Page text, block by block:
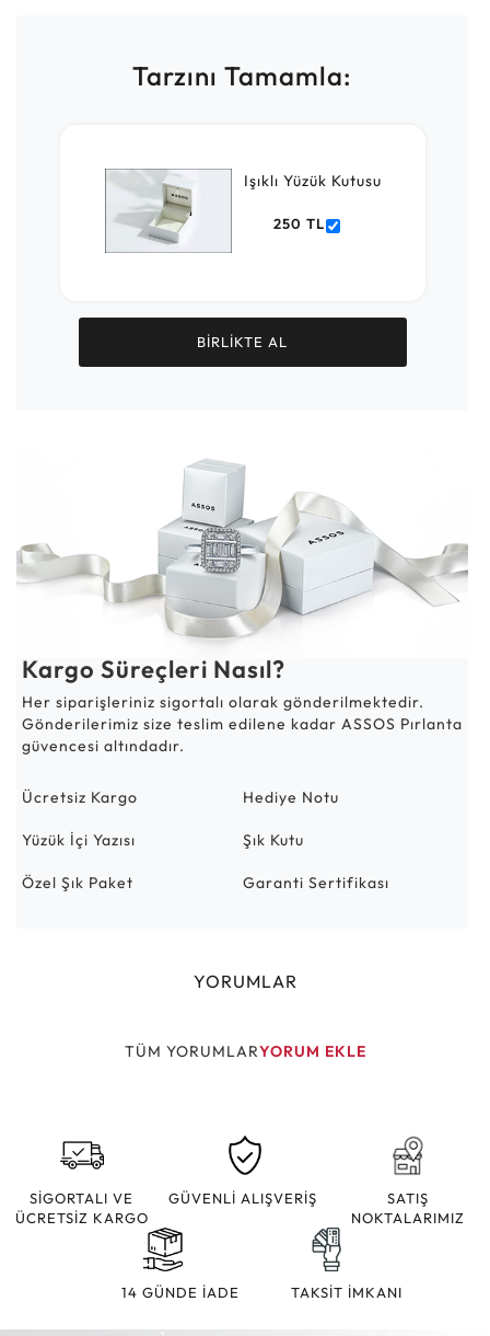
Tarzını Tamamla:
Işıklı Yüzük Kutusu
250 TL
BİRLİKTE AL
Kargo Süreçleri Nasıl?
Her siparişleriniz sigortalı olarak gönderilmektedir.
Gönderilerimiz size teslim edilene kadar ASSOS Pırlanta
güvencesi altındadır.
Ücretsiz Kargo Hediye Notu
Yüzük İçi Yazısı Şık Kutu
Özel Şık Paket Garanti Sertifikası
YORUMLAR
TÜM YORUMLARYORUM EKLE
SİGORTALI VE
ÜCRETSİZ KARGO
GÜVENLİ ALIŞVERİŞ
SATIŞ
NOKTALARIMIZ
14 GÜNDE İADE TAKSİT İMKANI